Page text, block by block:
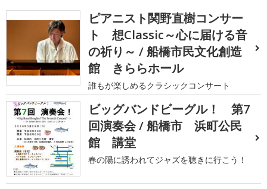
ピアニスト関野直樹コンサー
ト 想Classic～心に届ける音
の祈り～ / 船橋市民文化創造
館 きららホール
誰もが楽しめるクラシックコンサート
ビッグバンドビーグル！ 第7
回演奏会 / 船橋市 浜町公民
館 講堂
春の陽に誘われてジャズを聴きに行こう！